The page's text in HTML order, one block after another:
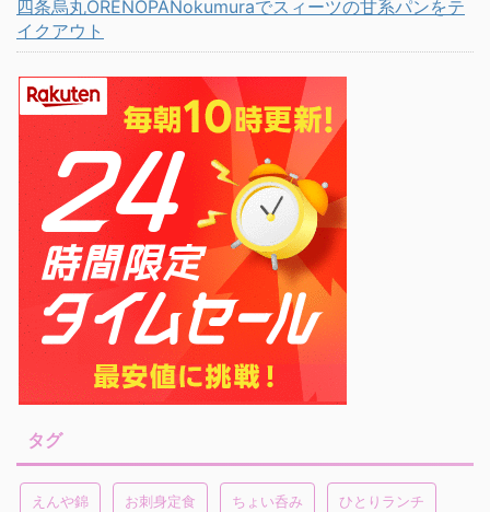
四条烏丸ORENOPANokumuraでスィーツの甘系パンをテ
イクアウト
タグ
えんや錦 お刺身定食 ちょい呑み ひとりランチ